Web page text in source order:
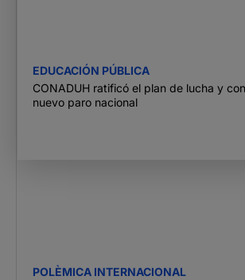
EDUCACIÓN PÚBLICA
CONADUH ratificó el plan de lucha y
nuevo paro nacional
POLÈMICA INTERNACIONAL